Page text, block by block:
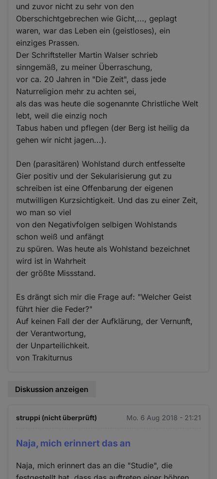
und zuvor nicht zu sehr von den
Oberschichtgebrechen wie Gicht,..., geplagt
waren, war das Leben ein (geistloses), ein
einziges Prassen.
Der Schriftsteller Martin Walser schrieb
sinngemäß, zu meiner Überraschung,
vor ca. 20 Jahren in "Die Zeit", dass jede
Naturreligion mehr zu achten sei,
als das was heute die sogenannte Christliche Welt
lebt, weil die einzig noch
Tabus haben und pflegen (der Berg ist heilig da
gehen wir nicht jagen...).
Den (parasitären) Wohlstand durch entfesselte
Gier positiv und der Sekularisierung gut zu
schreiben ist eine Offenbarung der eigenen
mutwilligen Kurzsichtigkeit. Und das zu einer Zeit,
wo man so viel
von den Negativfolgen selbigen Wohlstands
schon weiß und anfängt
zu spüren. Was heute als Wohlstand bezeichnet
wird ist in Wahrheit
der größte Missstand.
Es drängt sich mir die Frage auf: "Welcher Geist
führt hier die Feder?"
Auf keinen Fall der der Aufklärung, der Vernunft,
der Verantwortung,
der Unparteilichkeit.
von Trakiturnus
Diskussion anzeigen
struppi (nicht überprüft) Mo. 6 Aug 2018 - 21:21
Naja, mich erinnert das an
Naja, mich erinnert das an die "Studie", die